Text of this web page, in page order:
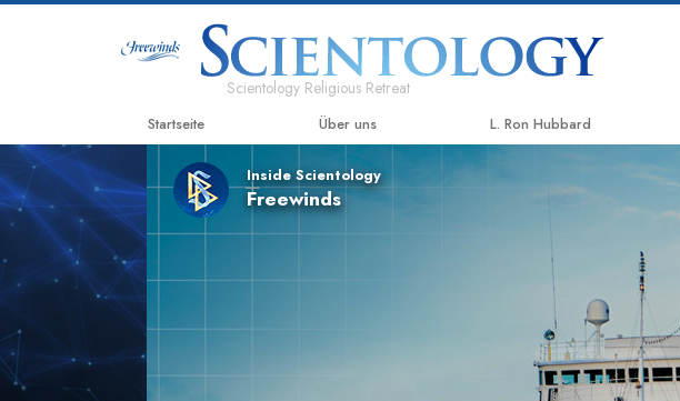
Scientology Religious Retreat
Startseite Über uns L. Ron Hubbard
Inside Scientology
Freewinds